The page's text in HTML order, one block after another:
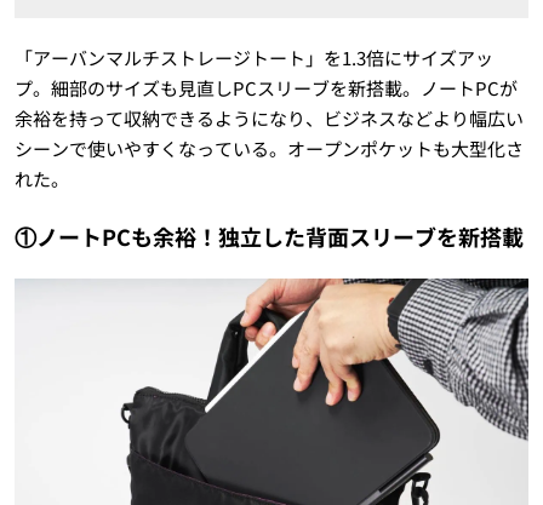
「アーバンマルチストレージトート」を1.3倍にサイズアッ
プ。細部のサイズも見直しPCスリーブを新搭載。ノートPCが
余裕を持って収納できるようになり、ビジネスなどより幅広い
シーンで使いやすくなっている。オープンポケットも大型化さ
れた。
①ノートPCも余裕！独立した背面スリーブを新搭載